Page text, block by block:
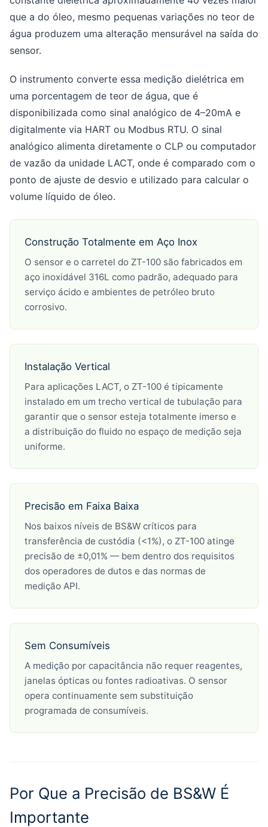
que a do óleo, mesmo pequenas variações no teor de
água produzem uma alteração mensurável na saída do
sensor.
O instrumento converte essa medição dielétrica em
uma porcentagem de teor de água, que é
disponibilizada como sinal analógico de 4–20mA e
digitalmente via HART ou Modbus RTU. O sinal
analógico alimenta diretamente o CLP ou computador
de vazão da unidade LACT, onde é comparado com o
ponto de ajuste de desvio e utilizado para calcular o
volume líquido de óleo.
Construção Totalmente em Aço Inox
O sensor e o carretel do ZT-100 são fabricados em
aço inoxidável 316L como padrão, adequado para
serviço ácido e ambientes de petróleo bruto
corrosivo.
Instalação Vertical
Para aplicações LACT, o ZT-100 é tipicamente
instalado em um trecho vertical de tubulação para
garantir que o sensor esteja totalmente imerso e
a distribuição do fluido no espaço de medição seja
uniforme.
Precisão em Faixa Baixa
Nos baixos níveis de BS&W críticos para
transferência de custódia (<1%), o ZT-100 atinge
precisão de ±0,01% — bem dentro dos requisitos
dos operadores de dutos e das normas de
medição API.
Sem Consumíveis
A medição por capacitância não requer reagentes,
janelas ópticas ou fontes radioativas. O sensor
opera continuamente sem substituição
programada de consumíveis.
Por Que a Precisão de BS&W É
Importante